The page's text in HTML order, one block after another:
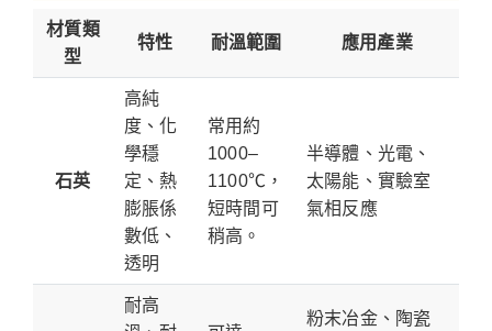
材質類
型
特性 耐溫範圍 應用產業
石英
高純
度、化
學穩
定、熱
膨脹係
數低、
透明
常用約
1000–
1100℃，
短時間可
稍高。
半導體、光電、
太陽能、實驗室
氣相反應
耐高
粉末冶金、陶瓷